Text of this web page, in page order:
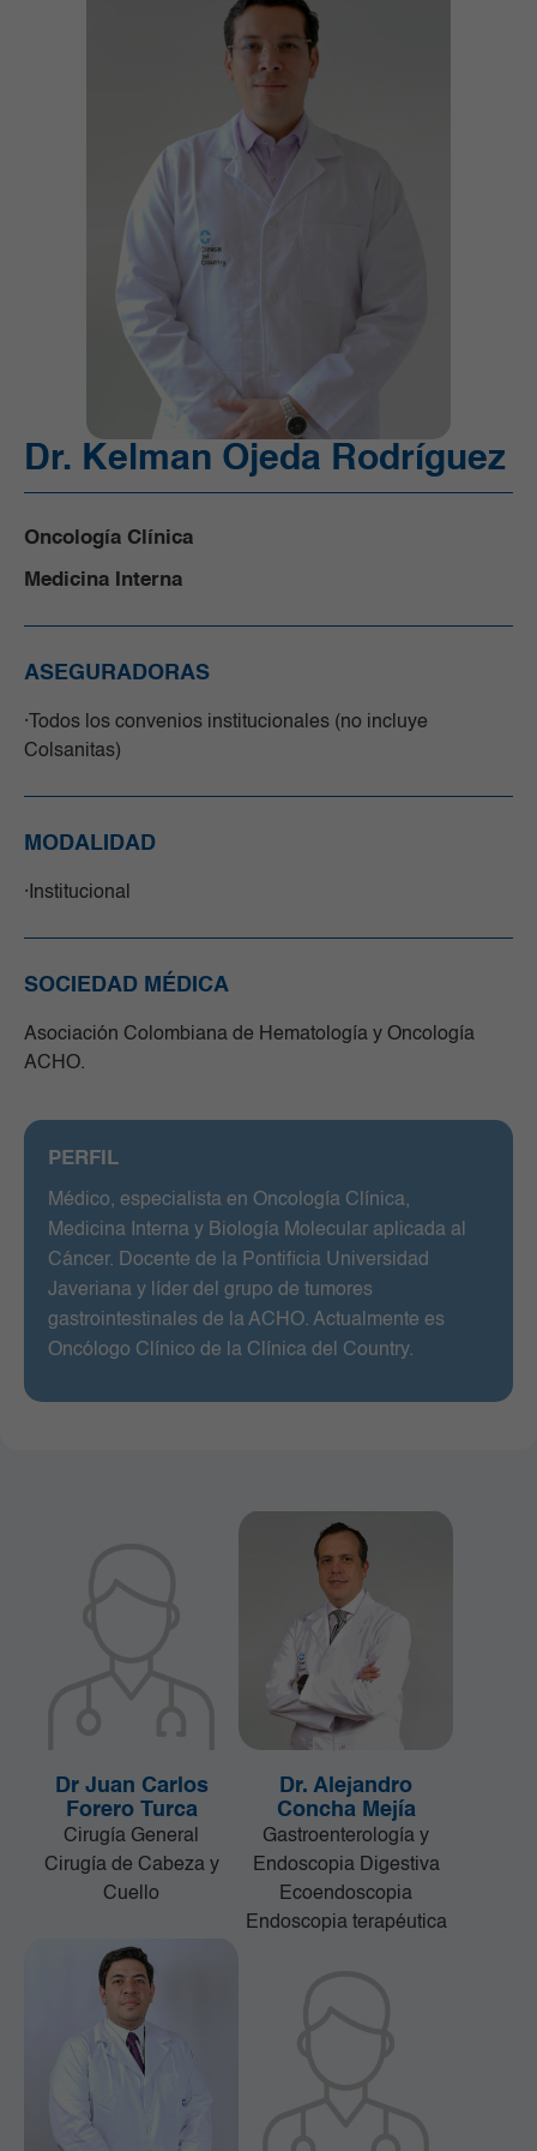
Ortopedia y Traumatología
Radiología e Imágenes Diagnósticas
Servicios Quirúrgicos
Servicios de Apoyo
Unidad de Cuidado Crítico Especializado
Unidad de Mama y Tumores de Tejidos Blandos
Vacunación
Dr. Kelman Ojeda Rodríguez
Oncología Clínica
Medicina Interna
ASEGURADORAS
Todos los convenios institucionales (no incluye
Colsanitas)
MODALIDAD
Institucional
SOCIEDAD MÉDICA
Asociación Colombiana de Hematología y Oncología
ACHO.
PERFIL
Médico, especialista en Oncología Clínica,
Medicina Interna y Biología Molecular aplicada al
Cáncer. Docente de la Pontificia Universidad
Javeriana y líder del grupo de tumores
gastrointestinales de la ACHO. Actualmente es
Oncólogo Clínico de la Clínica del Country.
Dr Juan Carlos
Forero Turca
Cirugía General
Cirugía de Cabeza y
Cuello
Dr. Alejandro
Concha Mejía
Gastroenterología y
Endoscopia Digestiva
Ecoendoscopia
Endoscopia terapéutica